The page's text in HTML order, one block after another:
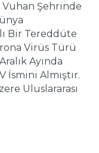
Vuhan Şehrinde
Bir Tereddüte
Virüs Türü
Ayında
İsmini Almıştır.
Uluslararası